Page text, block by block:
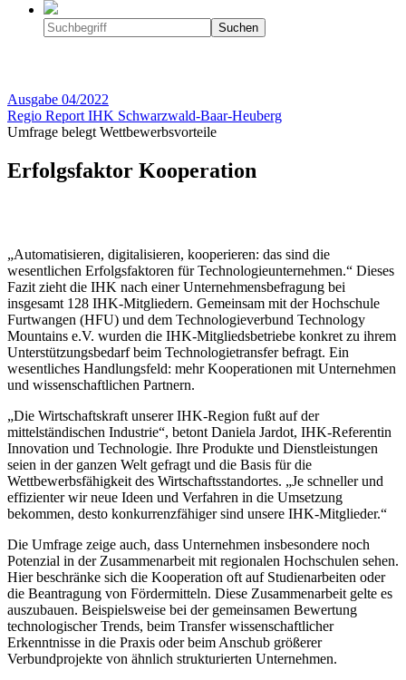
Ausgabe 04/2022
Regio Report IHK Schwarzwald-Baar-Heuberg
Umfrage belegt Wettbewerbsvorteile
Erfolgsfaktor Kooperation
„Automatisieren, digitalisieren, kooperieren: das sind die
wesentlichen Erfolgsfaktoren für Technologieunternehmen.“ Dieses
Fazit zieht die IHK nach einer Unternehmensbefragung bei
insgesamt 128 IHK-Mitgliedern. Gemeinsam mit der Hochschule
Furtwangen (HFU) und dem Technologieverbund Technology
Mountains e.V. wurden die IHK-Mitgliedsbetriebe konkret zu ihrem
Unterstützungsbedarf beim Technologietransfer befragt. Ein
wesentliches Handlungsfeld: mehr Kooperationen mit Unternehmen
und wissenschaftlichen Partnern.
„Die Wirtschaftskraft unserer IHK-Region fußt auf der
mittelständischen Industrie“, betont Daniela Jardot, IHK-Referentin
Innovation und Technologie. Ihre Produkte und Dienstleistungen
seien in der ganzen Welt gefragt und die Basis für die
Wettbewerbsfähigkeit des Wirtschaftsstandortes. „Je schneller und
effizienter wir neue Ideen und Verfahren in die Umsetzung
bekommen, desto konkurrenzfähiger sind unsere IHK-Mitglieder.“
Die Umfrage zeige auch, dass Unternehmen insbesondere noch
Potenzial in der Zusammenarbeit mit regionalen Hochschulen sehen.
Hier beschränke sich die Kooperation oft auf Studienarbeiten oder
die Beantragung von Fördermitteln. Diese Zusammenarbeit gelte es
auszubauen. Beispielsweise bei der gemeinsamen Bewertung
technologischer Trends, beim Transfer wissenschaftlicher
Erkenntnisse in die Praxis oder beim Anschub größerer
Verbundprojekte von ähnlich strukturierten Unternehmen.